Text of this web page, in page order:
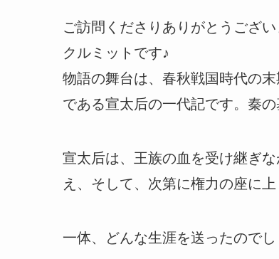
ご訪問くださりありがとうござい
クルミットです♪
物語の舞台は、春秋戦国時代の
である宣太后の一代記です。秦
宣太后は、王族の血を受け継ぎ
え、そして、次第に権力の座に上
一体、どんな生涯を送ったのでし